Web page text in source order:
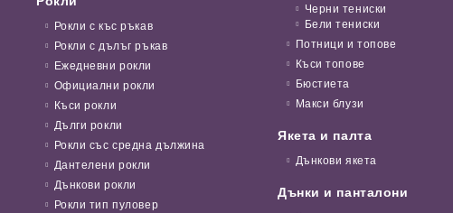
Рокли с къс ръкав
Рокли с дълъг ръкав
Ежедневни рокли
Официални рокли
Къси рокли
Дълги рокли
Рокли със средна дължина
Дантелени рокли
Дънкови рокли
Рокли тип пуловер
Черни тениски
Бели тениски
Потници и топове
Къси топове
Бюстиета
Макси блузи
Якета и палта
Дънкови якета
Дънки и панталони